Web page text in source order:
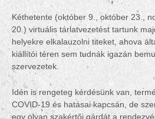
Kéthetente (október 9., október 23.,
20.) virtuális tárlatvezetést tartunk
helyekre elkalauzolni titeket, ahova
kiállítói téren sem tudnák igazán
szervezetek.
Idén is rengeteg kérdésünk van,
COVID-19 és hatásai kapcsán, de
egy olyan szakértői gárdát a